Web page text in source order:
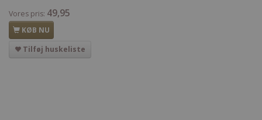
Vores pris: 49,95
KØB NU
Tilføj huskeliste